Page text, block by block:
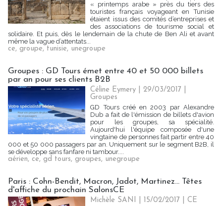
« printemps arabe » près du tiers des
touristes français voyageant en Tunisie
étaient issus des comités d’entreprises et
des associations de tourisme social et
solidaire. Et puis, dès le lendemain de la chute de Ben Ali et avant
même la vague d’attentats...
ce, groupe, tunisie, unegroupe
Groupes : GD Tours émet entre 40 et 50 000 billets
par an pour ses clients B2B
Céline Eymery | 29/03/2017
Groupes
GD Tours créé en 2003 par Alexandre
Dub a fait de l'émission de billets d'avion
pour les groupes, sa spécialité.
Aujourd'hui l'équipe composée d'une
vingtaine de personnes fait partir entre 40
000 et 50 000 passagers par an. Uniquement sur le segment B2B, il
se développe sans fanfare ni tambour....
aérien, ce, gd tours, groupes, unegroupe
Paris : Cohn-Bendit, Macron, Jadot, Martinez... Têtes
d'affiche du prochain SalonsCE
Michèle SANI | 15/02/2017 |CE